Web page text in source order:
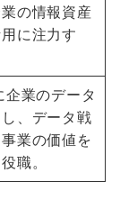
の情報資産
に注力す
企業のデータ
、データ戦
業の価値を
職。